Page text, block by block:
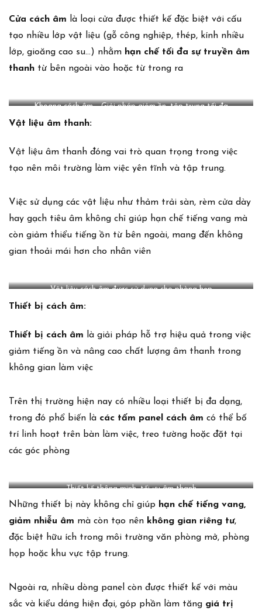
Cửa cách âm là loại cửa được thiết kế đặc biệt với cấu
tạo nhiều lớp vật liệu (gỗ công nghiệp, thép, kính nhiều
lớp, gioăng cao su…) nhằm hạn chế tối đa sự truyền âm
thanh từ bên ngoài vào hoặc từ trong ra
Khoang cách âm – Giải pháp giảm ồn, tập trung tối đa
Vật liệu âm thanh:
Vật liệu âm thanh đóng vai trò quan trọng trong việc
tạo nên môi trường làm việc yên tĩnh và tập trung.
Việc sử dụng các vật liệu như thảm trải sàn, rèm cửa dày
hay gạch tiêu âm không chỉ giúp hạn chế tiếng vang mà
còn giảm thiểu tiếng ồn từ bên ngoài, mang đến không
gian thoải mái hơn cho nhân viên
Vật liệu cách âm được sử dụng cho phòng họp
Thiết bị cách âm:
Thiết bị cách âm là giải pháp hỗ trợ hiệu quả trong việc
giảm tiếng ồn và nâng cao chất lượng âm thanh trong
không gian làm việc
Trên thị trường hiện nay có nhiều loại thiết bị đa dạng,
trong đó phổ biến là các tấm panel cách âm có thể bố
trí linh hoạt trên bàn làm việc, treo tường hoặc đặt tại
các góc phòng
Thiết kế thông minh, tối ưu âm thanh
Những thiết bị này không chỉ giúp hạn chế tiếng vang,
giảm nhiễu âm mà còn tạo nên không gian riêng tư,
đặc biệt hữu ích trong môi trường văn phòng mở, phòng
họp hoặc khu vực tập trung.
Ngoài ra, nhiều dòng panel còn được thiết kế với màu
sắc và kiểu dáng hiện đại, góp phần làm tăng giá trị